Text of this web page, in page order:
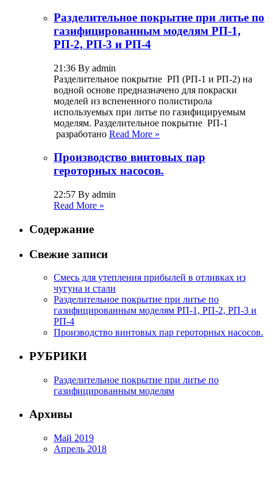
Разделительное покрытие при литье по
газифицированным моделям РП-1,
РП-2, РП-3 и РП-4
21:36 By admin
Разделительное покрытие РП (РП-1 и РП-2) на
водной основе предназначено для покраски
моделей из вспененного полистирола
используемых при литье по газифицируемым
моделям. Разделительное покрытие РП-1
разработано Read More »
Производство винтовых пар
героторных насосов.
22:57 By admin
Read More »
Содержание
Свежие записи
Смесь для утепления прибылей в отливках из
чугуна и стали
Разделительное покрытие при литье по
газифицированным моделям РП-1, РП-2, РП-3 и
РП-4
Производство винтовых пар героторных насосов.
РУБРИКИ
Разделительное покрытие при литье по
газифицированным моделям
Архивы
Май 2019
Апрель 2018